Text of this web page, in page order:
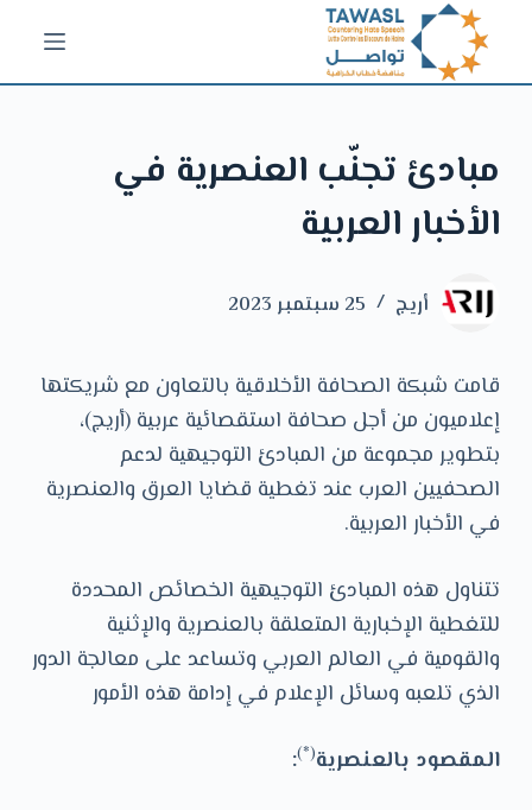
ﻣﺒﺎدئ تجنّب العنصرية ﻓﻲ
اﻷﺧﺒﺎر اﻟﻌﺮﺑﻴﺔ
أريج 25 سبتمبر 2023
قامت شبكة الصحافة الأخلاقية بالتعاون مع شريكتها
إعلاميون من أجل صحافة استقصائية عربية (أريج)،
بتطوير مجموعة من المبادئ التوجيهية لدعم
الصحفيين العرب عند تغطية قضايا العرق والعنصرية
في الأخبار العربية.
تتناول هذه المبادئ التوجيهية الخصائص المحددة
للتغطية الإخبارية المتعلقة بالعنصرية والإثنية
والقومية في العالم العربي وتساعد على معالجة الدور
الذي تلعبه وسائل الإعلام في إدامة هذه الأمور
المقصود بالعنصرية(*)
: